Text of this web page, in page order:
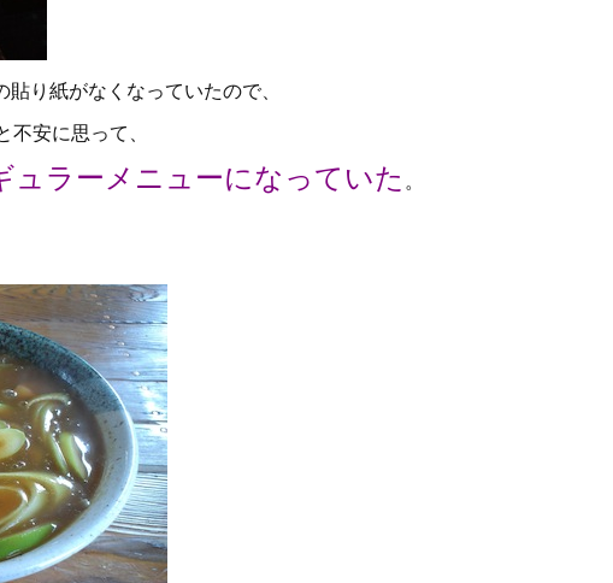
貼り紙がなくなっていたので、
安に思って、
ュラーメニューになっていた 。